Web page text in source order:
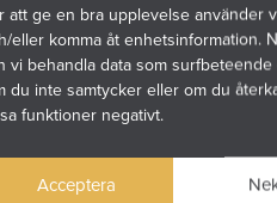
att ge en bra upplevelse använder
eller komma åt enhetsinformation.
vi behandla data som
du inte samtycker eller om du
funktioner negativt.
Acceptera